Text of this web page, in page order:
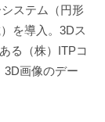
ステム（円形
を導入。3Dス
る（株）ITPコ
3D画像のデー